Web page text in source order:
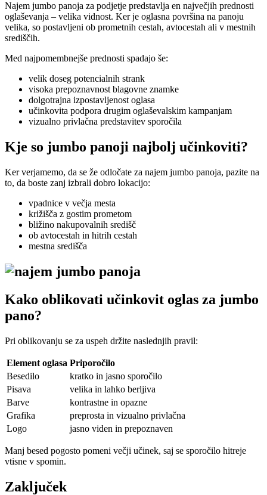
Najem jumbo panoja za podjetje predstavlja en največjih prednosti
oglaševanja – velika vidnost. Ker je oglasna površina na panoju
velika, so postavljeni ob prometnih cestah, avtocestah ali v mestnih
središčih.
Med najpomembnejše prednosti spadajo še:
velik doseg potencialnih strank
visoka prepoznavnost blagovne znamke
dolgotrajna izpostavljenost oglasa
učinkovita podpora drugim oglaševalskim kampanjam
vizualno privlačna predstavitev sporočila
Kje so jumbo panoji najbolj učinkoviti?
Ker verjamemo, da se že odločate za najem jumbo panoja, pazite na
to, da boste zanj izbrali dobro lokacijo:
vpadnice v večja mesta
križišča z gostim prometom
bližino nakupovalnih središč
ob avtocestah in hitrih cestah
mestna središča
Kako oblikovati učinkovit oglas za jumbo
pano?
Pri oblikovanju se za uspeh držite naslednjih pravil:
Element oglasa Priporočilo
Besedilo
kratko in jasno sporočilo
Pisava
velika in lahko berljiva
Barve
kontrastne in opazne
Grafika
preprosta in vizualno privlačna
Logo
jasno viden in prepoznaven
Manj besed pogosto pomeni večji učinek, saj se sporočilo hitreje
vtisne v spomin.
Zaključek